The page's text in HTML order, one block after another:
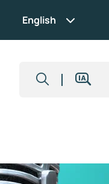
English